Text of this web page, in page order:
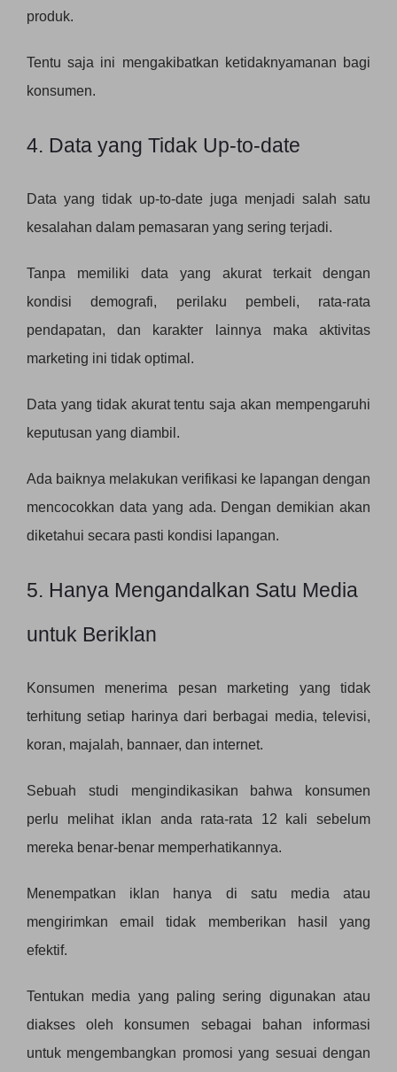
produk.
Tentu saja ini mengakibatkan ketidaknyamanan bagi
konsumen.
4. Data yang Tidak Up-to-date
Data yang tidak up-to-date juga menjadi salah satu
kesalahan dalam pemasaran yang sering terjadi.
Tanpa memiliki data yang akurat terkait dengan
kondisi demografi, perilaku pembeli, rata-rata
pendapatan, dan karakter lainnya maka aktivitas
marketing ini tidak optimal.
Data yang tidak akurat tentu saja akan mempengaruhi
keputusan yang diambil.
Ada baiknya melakukan verifikasi ke lapangan dengan
mencocokkan data yang ada. Dengan demikian akan
diketahui secara pasti kondisi lapangan.
5. Hanya Mengandalkan Satu Media
untuk Beriklan
Konsumen menerima pesan marketing yang tidak
terhitung setiap harinya dari berbagai media, televisi,
koran, majalah, bannaer, dan internet.
Sebuah studi mengindikasikan bahwa konsumen
perlu melihat iklan anda rata-rata 12 kali sebelum
mereka benar-benar memperhatikannya.
Menempatkan iklan hanya di satu media atau
mengirimkan email tidak memberikan hasil yang
efektif.
Tentukan media yang paling sering digunakan atau
diakses oleh konsumen sebagai bahan informasi
untuk mengembangkan promosi yang sesuai dengan